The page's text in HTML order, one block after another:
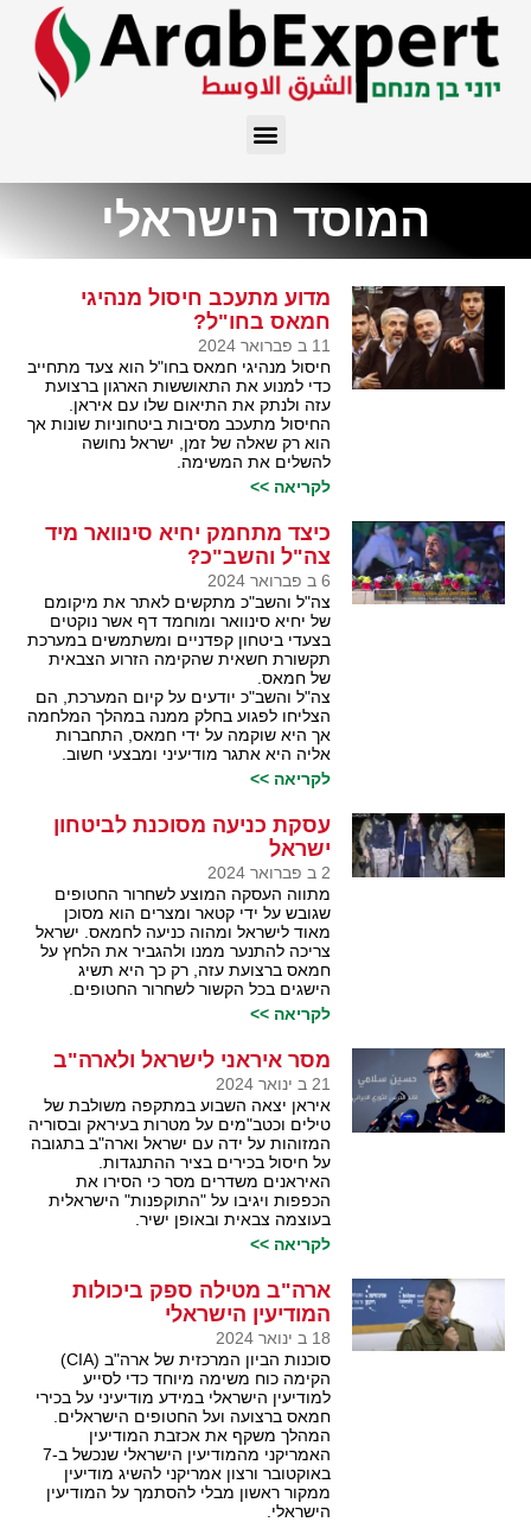
המוסד הישראלי
מדוע מתעכב חיסול מנהיגי
חמאס בחו"ל?
11 ב פברואר 2024
חיסול מנהיגי חמאס בחו"ל הוא צעד מתחייב
כדי למנוע את התאוששות הארגון ברצועת
עזה ולנתק את התיאום שלו עם איראן.
החיסול מתעכב מסיבות ביטחוניות שונות אך
הוא רק שאלה של זמן, ישראל נחושה
להשלים את המשימה.
לקריאה >>
כיצד מתחמק יחיא סינוואר מיד
צה"ל והשב"כ?
6 ב פברואר 2024
צה"ל והשב"כ מתקשים לאתר את מיקומם
של יחיא סינוואר ומוחמד דף אשר נוקטים
בצעדי ביטחון קפדניים ומשתמשים במערכת
תקשורת חשאית שהקימה הזרוע הצבאית
של חמאס.
צה"ל והשב"כ יודעים על קיום המערכת, הם
הצליחו לפגוע בחלק ממנה במהלך המלחמה
אך היא שוקמה על ידי חמאס, התחברות
אליה היא אתגר מודיעיני ומבצעי חשוב.
לקריאה >>
עסקת כניעה מסוכנת לביטחון
ישראל
2 ב פברואר 2024
מתווה העסקה המוצע לשחרור החטופים
שגובש על ידי קטאר ומצרים הוא מסוכן
מאוד לישראל ומהוה כניעה לחמאס. ישראל
צריכה להתנער ממנו ולהגביר את הלחץ על
חמאס ברצועת עזה, רק כך היא תשיג
הישגים בכל הקשור לשחרור החטופים.
לקריאה >>
מסר איראני לישראל ולארה"ב
21 ב ינואר 2024
איראן יצאה השבוע במתקפה משולבת של
טילים וכטב"מים על מטרות בעיראק ובסוריה
המזוהות על ידה עם ישראל וארה"ב בתגובה
על חיסול בכירים בציר ההתנגדות.
האיראנים משדרים מסר כי הסירו את
הכפפות ויגיבו על "התוקפנות" הישראלית
בעוצמה צבאית ובאופן ישיר.
לקריאה >>
ארה"ב מטילה ספק ביכולות
המודיעין הישראלי
18 ב ינואר 2024
סוכנות הביון המרכזית של ארה"ב (CIA)
הקימה כוח משימה מיוחד כדי לסייע
למודיעין הישראלי במידע מודיעיני על בכירי
חמאס ברצועה ועל החטופים הישראלים.
המהלך משקף את אכזבת המודיעין
האמריקני מהמודיעין הישראלי שנכשל ב-7
באוקטובר ורצון אמריקני להשיג מודיעין
ממקור ראשון מבלי להסתמך על המודיעין
הישראלי.